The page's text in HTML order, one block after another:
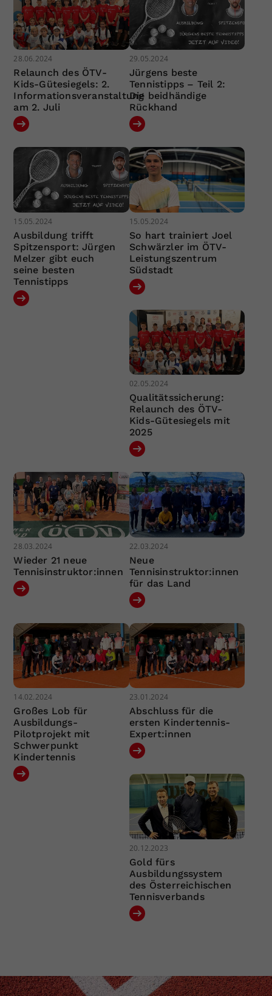
28.06.2024
Relaunch des ÖTV-
Kids-Gütesiegels: 2.
Informationsveranstaltung
am 2. Juli
29.05.2024
Jürgens beste
Tennistipps – Teil 2:
Die beidhändige
Rückhand
15.05.2024
Ausbildung trifft
Spitzensport: Jürgen
Melzer gibt euch
seine besten
Tennistipps
15.05.2024
So hart trainiert Joel
Schwärzler im ÖTV-
Leistungszentrum
Südstadt
02.05.2024
Qualitätssicherung:
Relaunch des ÖTV-
Kids-Gütesiegels mit
2025
28.03.2024
Wieder 21 neue
Tennisinstruktor:innen
22.03.2024
Neue
Tennisinstruktor:innen
für das Land
14.02.2024
Großes Lob für
Ausbildungs-
Pilotprojekt mit
Schwerpunkt
Kindertennis
23.01.2024
Abschluss für die
ersten Kindertennis-
Expert:innen
20.12.2023
Gold fürs
Ausbildungssystem
des Österreichischen
Tennisverbands